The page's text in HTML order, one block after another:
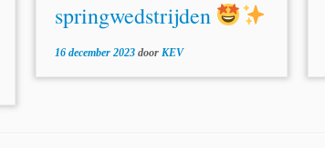
springwedstrijden
16 december 2023 door KEV